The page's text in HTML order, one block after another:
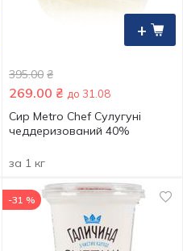
+
395.00 ₴
269.00 ₴ до 31.08
Сир Metro Chef Сулугуні
чеддеризований 40%
за 1 кг
-31 %